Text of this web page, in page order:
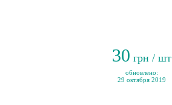
30 грн / шт
обновлено:
29 октября 2019